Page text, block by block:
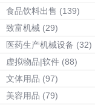
食品饮料出售 (139)
致富机械 (29)
医药生产机械设备 (32)
虚拟物品|软件 (88)
文体用品 (97)
美容用品 (79)